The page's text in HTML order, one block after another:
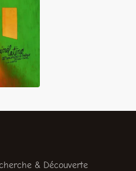
& Découverte